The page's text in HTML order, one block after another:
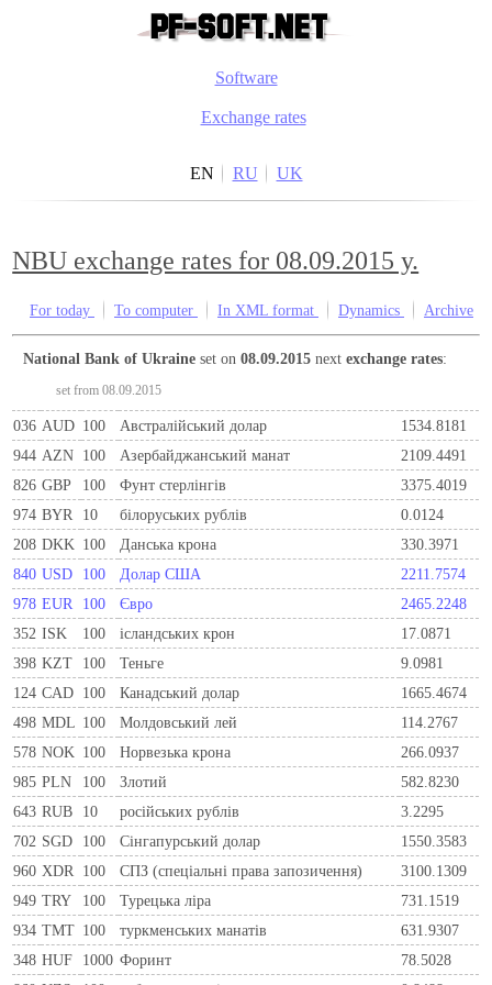
Software
Exchange rates
EN RU UK
NBU exchange rates for 08.09.2015 y.
For today To computer In XML format Dynamics Archive
National Bank of Ukraine set on08.09.2015 nextexchange rates:
set from 08.09.2015
036 AUD 100 Австралійський долар
1534.8181
944 AZN 100 Азербайджанський манат
2109.4491
826 GBP 100 Фунт стерлінгів
3375.4019
974 BYR 10 білоруських рублів
0.0124
208 DKK 100 Данська крона
330.3971
840 USD 100 Долар США
2211.7574
978 EUR 100 Євро
2465.2248
352 ISK 100 ісландських крон
17.0871
398 KZT 100 Теньге
9.0981
124 CAD 100 Канадський долар
1665.4674
498 MDL 100 Молдовський лей
114.2767
578 NOK 100 Норвезька крона
266.0937
985 PLN 100 Злотий
582.8230
643 RUB 10 російських рублів
3.2295
702 SGD 100 Сінгапурський долар
1550.3583
960 XDR 100 СПЗ (спеціальні права запозичення)
3100.1309
949 TRY 100 Турецька ліра
731.1519
934 TMT 100 туркменських манатів
631.9307
348 HUF 1000 Форинт
78.5028